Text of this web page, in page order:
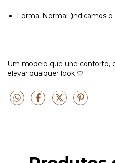
Forma: Normal (indicamos
Um modelo que une conforto,
elevar qualquer look 🤍